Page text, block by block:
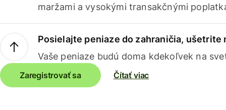
maržami a vysokými transakčnými
Posielajte peniaze do zahraničia, ušetrite
Vaše peniaze budú doma kdekoľvek na
Zaregistrovať sa Čítať viac